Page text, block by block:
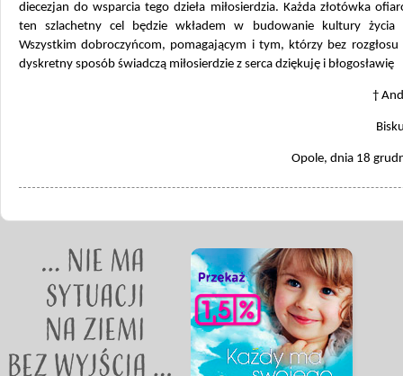
diecezjan do wsparcia tego dzieła miłosierdzia. Każda złotówka
ten szlachetny cel będzie wkładem w budowanie kultury życia
Wszystkim dobroczyńcom, pomagającym i tym, którzy bez
dyskretny sposób świadczą miłosierdzie z serca dziękuję i błogosławię
†
Opole, dnia 18